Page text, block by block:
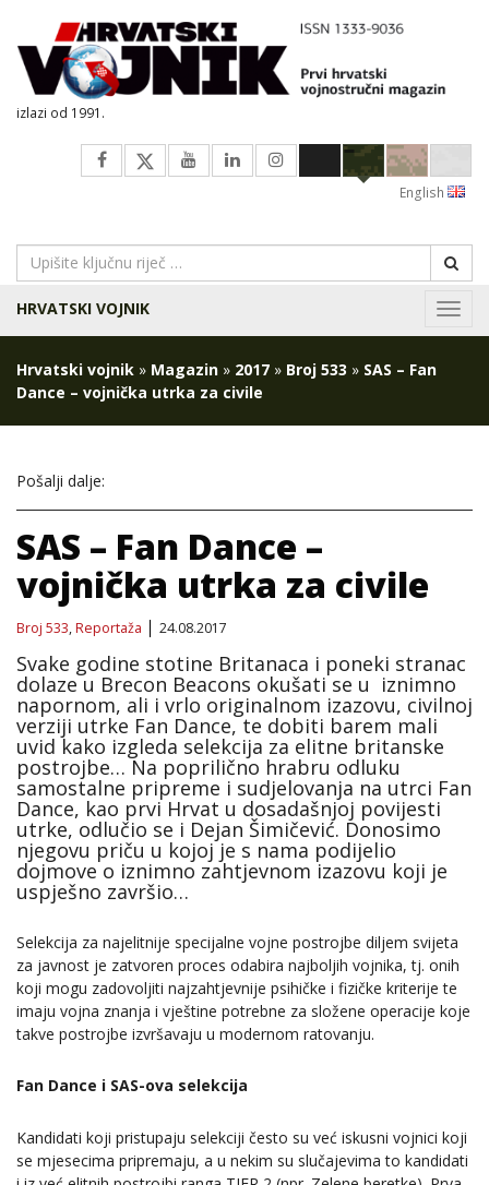
izlazi od 1991.
English
HRVATSKI VOJNIK
Hrvatski vojnik » Magazin » 2017 » Broj 533 » SAS – Fan
Dance – vojnička utrka za civile
Pošalji dalje:
SAS – Fan Dance –
vojnička utrka za civile
Broj 533,Reportaža 24.08.2017
Svake godine stotine Britanaca i poneki stranac
dolaze u Brecon Beacons okušati se u iznimno
napornom, ali i vrlo originalnom izazovu, civilnoj
verziji utrke Fan Dance, te dobiti barem mali
uvid kako izgleda selekcija za elitne britanske
postrojbe… Na poprilično hrabru odluku
samostalne pripreme i sudjelovanja na utrci Fan
Dance, kao prvi Hrvat u dosadašnjoj povijesti
utrke, odlučio se i Dejan Šimičević. Donosimo
njegovu priču u kojoj je s nama podijelio
dojmove o iznimno zahtjevnom izazovu koji je
uspješno završio…
Selekcija za najelitnije specijalne vojne postrojbe diljem svijeta
za javnost je zatvoren proces odabira najboljih vojnika, tj. onih
koji mogu zadovoljiti najzahtjevnije psihičke i fizičke kriterije te
imaju vojna znanja i vještine potrebne za složene operacije koje
takve postrojbe izvršavaju u modernom ratovanju.
Fan Dance i SAS-ova selekcija
Kandidati koji pristupaju selekciji često su već iskusni vojnici koji
se mjesecima pripremaju, a u nekim su slučajevima to kandidati